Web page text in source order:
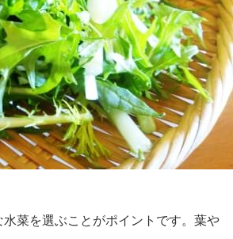
菜を選ぶことがポイントです。葉や